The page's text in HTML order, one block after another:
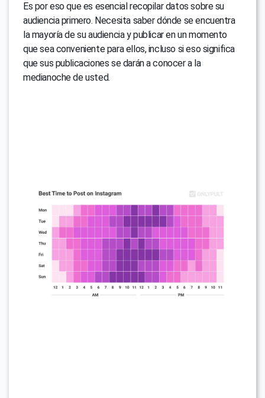
Es por eso que es esencial recopilar datos sobre su
audiencia primero. Necesita saber dónde se encuentra
la mayoría de su audiencia y publicar en un momento
que sea conveniente para ellos, incluso si eso significa
que sus publicaciones se darán a conocer a la
medianoche de usted.